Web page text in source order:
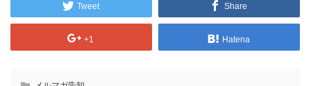
Tweet Share
+1 Hatena